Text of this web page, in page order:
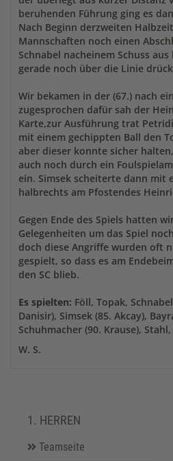
beruhenden Führung ging es
Nach Beginn derzweiten
Mannschaften noch einen
Schnabel nacheinem Schuss
gerade noch über die Linie
Wir bekamen in der (67.) nach
zugesprochen dafür sah der
Karte,zur Ausführung trat
mit einem gechippten Ball den
aber dieser konnte sicher
auch noch durch ein
ein. Simsek scheiterte dann mit
halbrechts am Pfostendes
Gegen Ende des Spiels hatten
Gelegenheiten um das Spiel
doch diese Angriffe wurden oft
gespielt, so dass es am
den SC blieb.
Es spielten: Föll, Topak,
Danisir), Simsek (85. Akcay),
Schuhmacher (90. Krause),
W. S.
1. HERREN
Teamseite